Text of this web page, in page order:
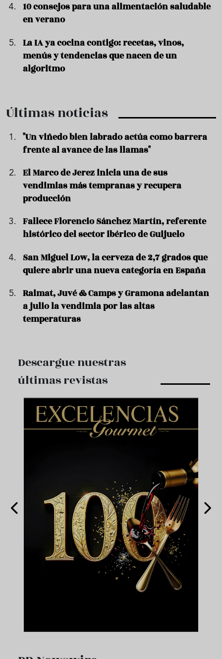
10 consejos para una alimentación saludable
en verano
La IA ya cocina contigo: recetas, vinos,
menús y tendencias que nacen de un
algoritmo
Últimas noticias
"Un viñedo bien labrado actúa como barrera
frente al avance de las llamas"
El Marco de Jerez inicia una de sus
vendimias más tempranas y recupera
producción
Fallece Florencio Sánchez Martín, referente
histórico del sector ibérico de Guijuelo
San Miguel Low, la cerveza de 2,7 grados que
quiere abrir una nueva categoría en España
Raimat, Juvé & Camps y Gramona adelantan
a julio la vendimia por las altas
temperaturas
Descargue nuestras
últimas revistas